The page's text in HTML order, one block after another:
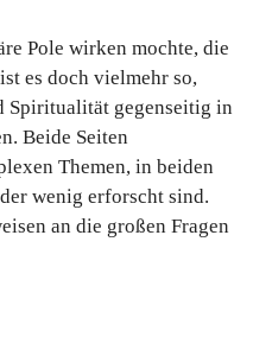
Pole wirken mochte, die
es doch vielmehr so,
Spiritualität gegenseitig in
Beide Seiten
Themen, in beiden
wenig erforscht sind.
an die großen Fragen